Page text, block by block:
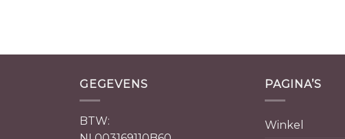
GEGEVENS
BTW:
PAGINA’S
Winkel